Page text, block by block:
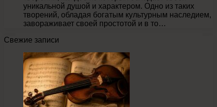
уникальной душой и характером. Одно из таких
творений, обладая богатым культурным наследием,
завораживает своей простотой и в то…
Свежие записи